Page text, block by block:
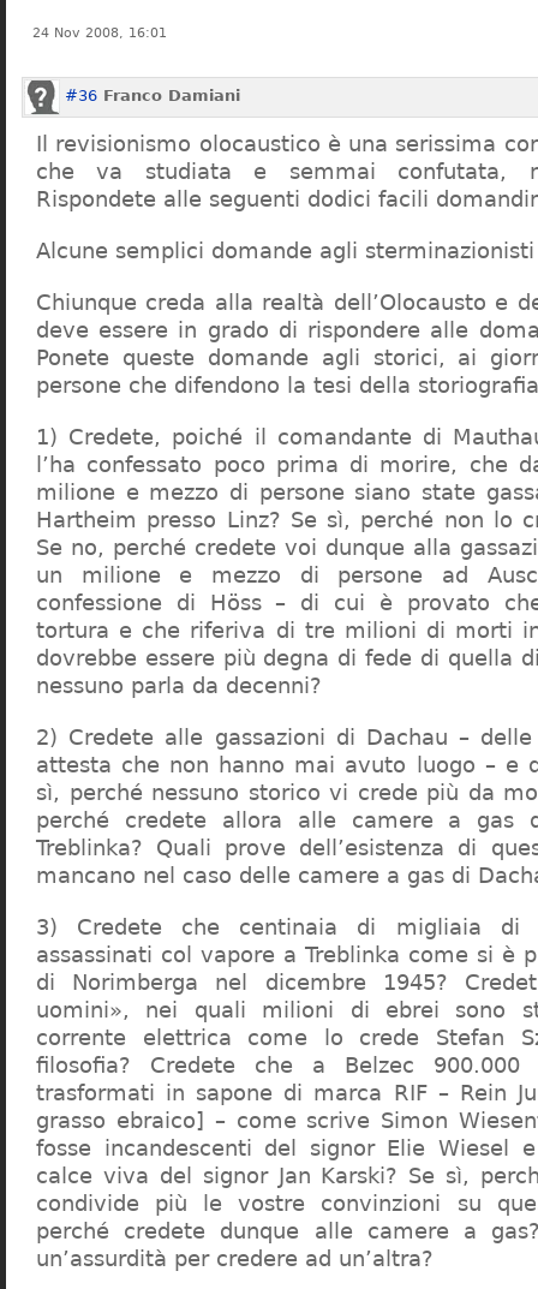
24 Nov 2008, 16:01
#36 Franco Damiani
Il revisionismo olocaustico è una serissima
che va studiata e semmai confutata,
Rispondete alle seguenti dodici facili
Alcune semplici domande agli sterminazionisti
Chiunque creda alla realtà dell’Olocausto e
deve essere in grado di rispondere alle
Ponete queste domande agli storici, ai
persone che difendono la tesi della
1) Credete, poiché il comandante di
l’ha confessato poco prima di morire, che
milione e mezzo di persone siano state
Hartheim presso Linz? Se sì, perché non lo
Se no, perché credete voi dunque alla
un milione e mezzo di persone ad
confessione di Höss – di cui è provato
tortura e che riferiva di tre milioni di morti
dovrebbe essere più degna di fede di quella
nessuno parla da decenni?
2) Credete alle gassazioni di Dachau –
attesta che non hanno mai avuto luogo – e
sì, perché nessuno storico vi crede più da
perché credete allora alle camere a gas
Treblinka? Quali prove dell’esistenza di
mancano nel caso delle camere a gas di
3) Credete che centinaia di migliaia di
assassinati col vapore a Treblinka come si è
di Norimberga nel dicembre 1945?
uomini», nei quali milioni di ebrei sono
corrente elettrica come lo crede Stefan
filosofia? Credete che a Belzec
trasformati in sapone di marca RIF – Rein
grasso ebraico] – come scrive Simon
fosse incandescenti del signor Elie Wiesel
calce viva del signor Jan Karski? Se sì,
condivide più le vostre convinzioni su
perché credete dunque alle camere a
un’assurdità per credere ad un’altra?